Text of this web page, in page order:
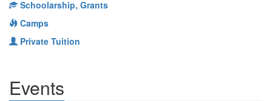
Schoolarship, Grants
Camps
Private Tuition
Events